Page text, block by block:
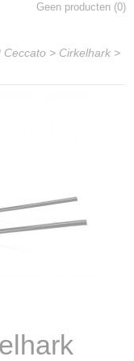
Geen producten (0)
Ceccato > Cirkelhark >